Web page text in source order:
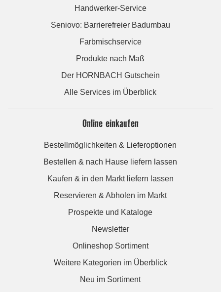
Handwerker-Service
Seniovo: Barrierefreier Badumbau
Farbmischservice
Produkte nach Maß
Der HORNBACH Gutschein
Alle Services im Überblick
Online einkaufen
Bestellmöglichkeiten & Lieferoptionen
Bestellen & nach Hause liefern lassen
Kaufen & in den Markt liefern lassen
Reservieren & Abholen im Markt
Prospekte und Kataloge
Newsletter
Onlineshop Sortiment
Weitere Kategorien im Überblick
Neu im Sortiment